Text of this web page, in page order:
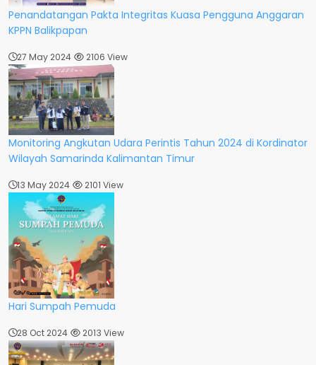
Penandatangan Pakta Integritas Kuasa Pengguna Anggaran
KPPN Balikpapan
27 May 2024 2106 View
Monitoring Angkutan Udara Perintis Tahun 2024 di Kordinator
Wilayah Samarinda Kalimantan Timur
13 May 2024 2101 View
Hari Sumpah Pemuda
28 Oct 2024 2013 View